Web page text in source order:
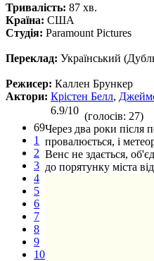
Тривалість: 87 хв.
Країна: США
Студія: Paramount Pictures
Переклад: Український
Режисер: Каллен Брункер
Актори: Крістен Белл,
69
1
2
3
4
5
6
7
8
9
10
6.9/10 (голосів: 27)
Через два роки після
провалюється, і
Венс не здається,
до порятунку міста